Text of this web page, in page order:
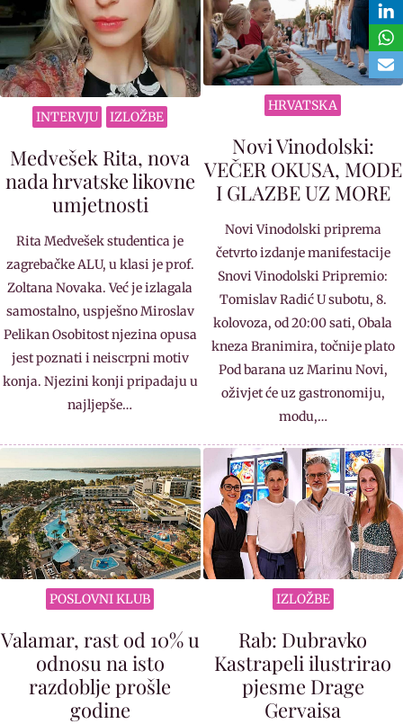
INTERVJU IZLOŽBE
Medvešek Rita, nova
nada hrvatske likovne
umjetnosti
Rita Medvešek studentica je
zagrebačke ALU, u klasi je prof.
Zoltana Novaka. Već je izlagala
samostalno, uspješno Miroslav
Pelikan Osobitost njezina opusa
jest poznati i neiscrpni motiv
konja. Njezini konji pripadaju u
najljepše…
HRVATSKA
Novi Vinodolski:
VEČER OKUSA, MODE
I GLAZBE UZ MORE
Novi Vinodolski priprema
četvrto izdanje manifestacije
Snovi Vinodolski Pripremio:
Tomislav Radić U subotu, 8.
kolovoza, od 20:00 sati, Obala
kneza Branimira, točnije plato
Pod barana uz Marinu Novi,
oživjet će uz gastronomiju,
modu,…
POSLOVNI KLUB
Valamar, rast od 10% u
odnosu na isto
razdoblje prošle
godine
IZLOŽBE
Rab: Dubravko
Kastrapeli ilustrirao
pjesme Drage
Gervaisa